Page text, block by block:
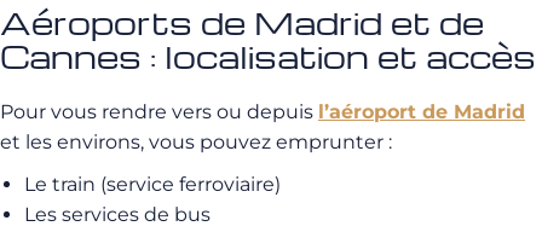
Aéroports de Madrid et de
Cannes : localisation et accès
Pour vous rendre vers ou depuis l’aéroport de Madrid
et les environs, vous pouvez emprunter :
Le train (service ferroviaire)
Les services de bus